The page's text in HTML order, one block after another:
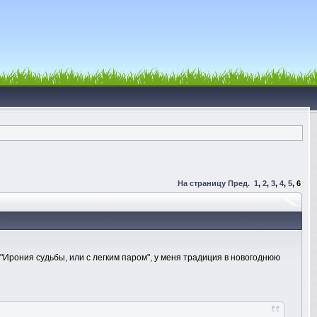
На страницу Пред. 1, 2, 3, 4, 5, 6
"Ирония судьбы, или с легким паром", у меня традиция в новогоднюю